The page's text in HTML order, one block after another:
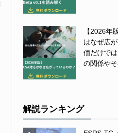
【2026年
はなぜ広
価だけで
の関係や
解説ランキング